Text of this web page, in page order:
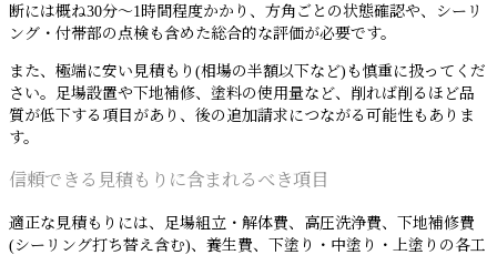
断には概ね30分〜1時間程度かかり、方角ごとの状態確認や、シーリ
ング・付帯部の点検も含めた総合的な評価が必要です。
また、極端に安い見積もり(相場の半額以下など)も慎重に扱ってくだ
さい。足場設置や下地補修、塗料の使用量など、削れば削るほど品
質が低下する項目があり、後の追加請求につながる可能性もありま
す。
信頼できる見積もりに含まれるべき項目
適正な見積もりには、足場組立・解体費、高圧洗浄費、下地補修費
(シーリング打ち替え含む)、養生費、下塗り・中塗り・上塗りの各工